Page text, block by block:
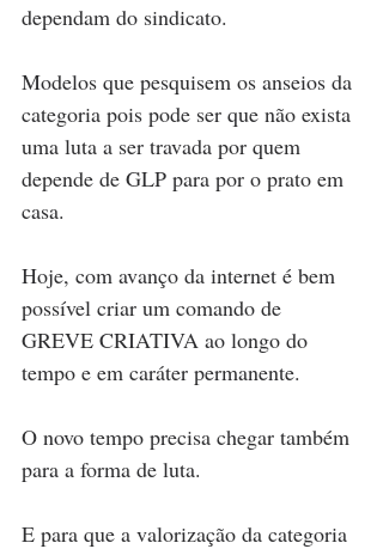
dependam do sindicato.
Modelos que pesquisem os anseios da
categoria pois pode ser que não exista
uma luta a ser travada por quem
depende de GLP para por o prato em
casa.
Hoje, com avanço da internet é bem
possível criar um comando de
GREVE CRIATIVA ao longo do
tempo e em caráter permanente.
O novo tempo precisa chegar também
para a forma de luta.
E para que a valorização da categoria